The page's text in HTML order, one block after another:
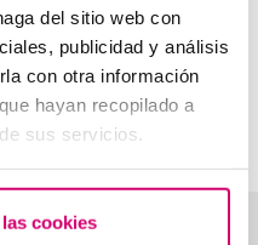
del sitio web con
publicidad y análisis
con otra información
hayan recopilado a
sus servicios.
cookies
, wenn
Intensität oder Dauer der
Symptome wie Fieber,
Ausfluss hinzukommen
Ihre Fragen